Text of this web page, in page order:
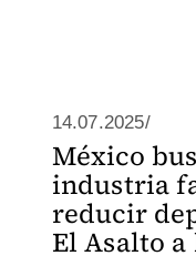
14.07.2025/
México
industria
reducir
El Asalto a